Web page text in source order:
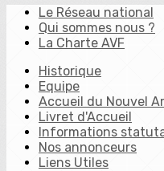
Le Réseau national
Qui sommes nous ?
La Charte AVF
Historique
Equipe
Accueil du Nouvel
Livret d'Accueil
Informations
Nos annonceurs
Liens Utiles